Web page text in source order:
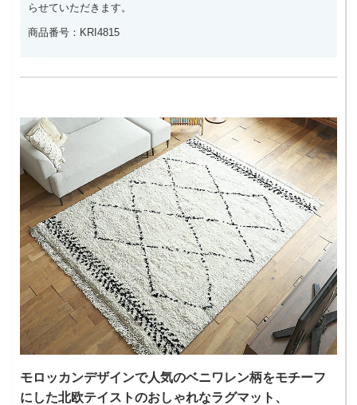
らせていただきます。
商品番号：KRI4815
モロッカンデザインで人気のベニワレン柄をモチーフ
にした北欧テイストのおしゃれなラグマット、